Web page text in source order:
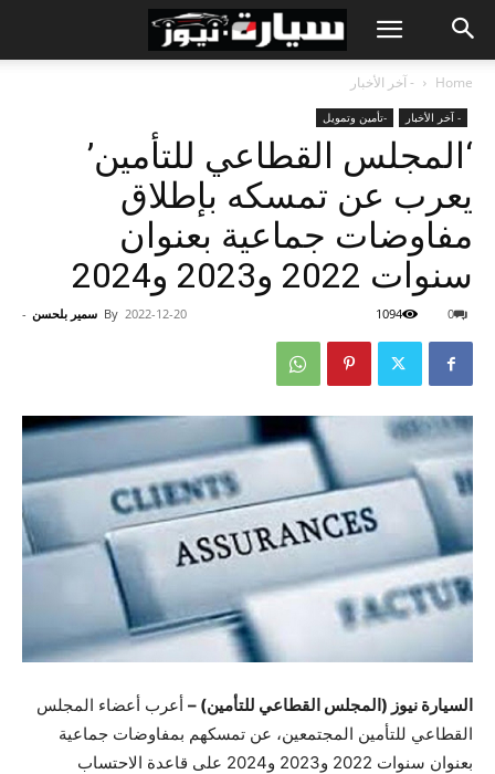
Home - آخر الأخبار
- آخر الأخبار -تأمين وتمويل
‘المجلس القطاعي للتأمين’
يعرب عن تمسكه بإطلاق
مفاوضات جماعية بعنوان
سنوات 2022 و2023 و2024
By سمير بلحسن - 2022-12-20 0
1094
السيارة نيوز (المجلس القطاعي للتأمين) – أعرب أعضاء المجلس
القطاعي للتأمين المجتمعين، عن تمسكهم بمفاوضات جماعية
بعنوان سنوات 2022 و2023 و2024 على قاعدة الاحتساب